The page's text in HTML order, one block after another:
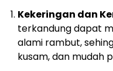
Kekeringan dan
terkandung dapat
alami rambut,
kusam, dan mudah